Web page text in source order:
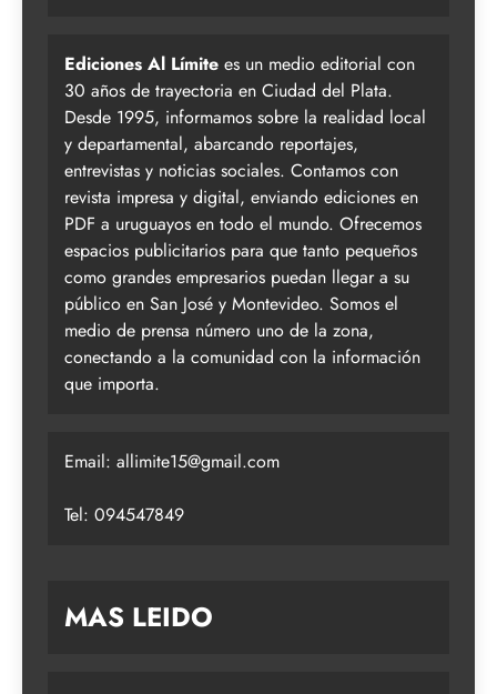
Ediciones Al Límite es un medio editorial con
30 años de trayectoria en Ciudad del Plata.
Desde 1995, informamos sobre la realidad local
y departamental, abarcando reportajes,
entrevistas y noticias sociales. Contamos con
revista impresa y digital, enviando ediciones en
PDF a uruguayos en todo el mundo. Ofrecemos
espacios publicitarios para que tanto pequeños
como grandes empresarios puedan llegar a su
público en San José y Montevideo. Somos el
medio de prensa número uno de la zona,
conectando a la comunidad con la información
que importa.
Email: allimite15@gmail.com
Tel: 094547849
MAS LEIDO